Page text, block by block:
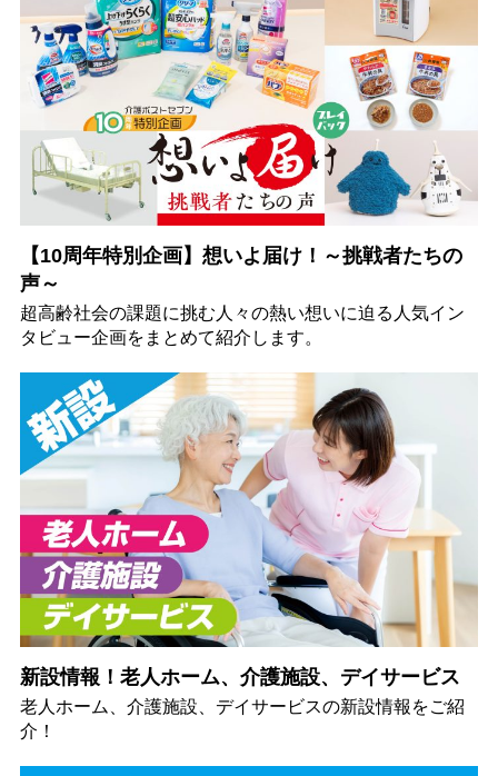
【10周年特別企画】想いよ届け！～挑戦者たちの
声～
超高齢社会の課題に挑む人々の熱い想いに迫る人気イン
タビュー企画をまとめて紹介します。
新設情報！老人ホーム、介護施設、デイサービス
老人ホーム、介護施設、デイサービスの新設情報をご紹
介！